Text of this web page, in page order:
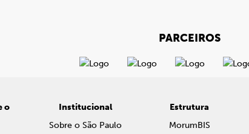
PARCEIROS
o
Institucional
Sobre o São Paulo
Estrutura
MorumBIS